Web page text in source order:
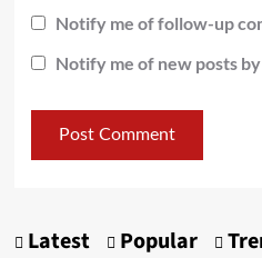
Notify me of follow-up
Notify me of new posts
Latest Popular